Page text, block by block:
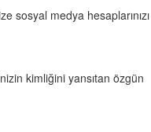
sosyal medya hesaplarınızı
kimliğini yansıtan özgün